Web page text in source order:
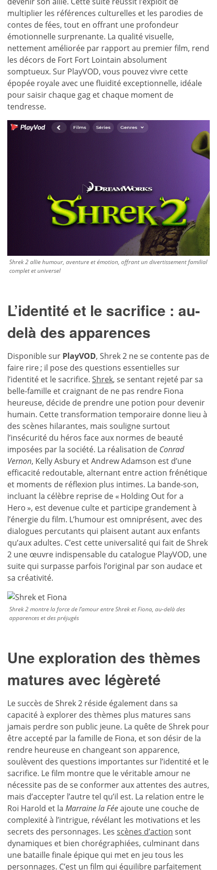
multiplier les références culturelles et les parodies de
contes de fées, tout en offrant une profondeur
émotionnelle surprenante. La qualité visuelle,
nettement améliorée par rapport au premier film, rend
les décors de Fort Fort Lointain absolument
somptueux. Sur PlayVOD, vous pouvez vivre cette
épopée royale avec une fluidité exceptionnelle, idéale
pour saisir chaque gag et chaque moment de
tendresse.
Shrek 2 allie humour, aventure et émotion, offrant un divertissement familial
complet et universel
L’identité et le sacrifice : au-
delà des apparences
Disponible sur PlayVOD, Shrek 2 ne se contente pas de
faire rire ; il pose des questions essentielles sur
l’identité et le sacrifice. Shrek, se sentant rejeté par sa
belle-famille et craignant de ne pas rendre Fiona
heureuse, décide de prendre une potion pour devenir
humain. Cette transformation temporaire donne lieu à
des scènes hilarantes, mais souligne surtout
l’insécurité du héros face aux normes de beauté
imposées par la société. La réalisation de Conrad
Vernon, Kelly Asbury et Andrew Adamson est d’une
efficacité redoutable, alternant entre action frénétique
et moments de réflexion plus intimes. La bande-son,
incluant la célèbre reprise de « Holding Out for a
Hero », est devenue culte et participe grandement à
l’énergie du film. L’humour est omniprésent, avec des
dialogues percutants qui plaisent autant aux enfants
qu’aux adultes. C’est cette universalité qui fait de Shrek
2 une œuvre indispensable du catalogue PlayVOD, une
suite qui surpasse parfois l’original par son audace et
sa créativité.
Shrek 2 montre la force de l’amour entre Shrek et Fiona, au-delà des
apparences et des préjugés
Une exploration des thèmes
matures avec légèreté
Le succès de Shrek 2 réside également dans sa
capacité à explorer des thèmes plus matures sans
jamais perdre son public jeune. La quête de Shrek pour
être accepté par la famille de Fiona, et son désir de la
rendre heureuse en changeant son apparence,
soulèvent des questions importantes sur l’identité et le
sacrifice. Le film montre que le véritable amour ne
nécessite pas de se conformer aux attentes des autres,
mais d’accepter l’autre tel qu’il est. La relation entre le
Roi Harold et la Marraine la Féeajoute une couche de
complexité à l’intrigue, révélant les motivations et les
secrets des personnages. Les scènes d’action sont
dynamiques et bien chorégraphiées, culminant dans
une bataille finale épique qui met en jeu tous les
personnages. C’est un film qui équilibre parfaitement